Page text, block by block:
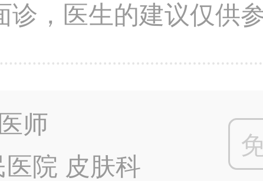
诊，医生的建议仅供
师
院 皮肤科